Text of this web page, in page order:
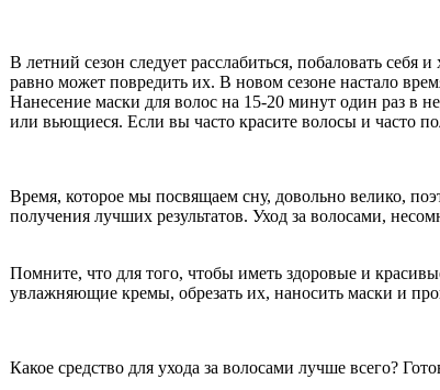
В летний сезон следует расслабиться, побаловать
равно может повредить их. В новом сезоне настало
Нанесение маски для волос на 15-20 минут один раз в
или вьющиеся. Если вы часто красите волосы и часто
Время, которое мы посвящаем сну, довольно велико,
получения лучших результатов. Уход за волосами,
Помните, что для того, чтобы иметь здоровые и
увлажняющие кремы, обрезать их, наносить маски и
Какое средство для ухода за волосами лучше всего?